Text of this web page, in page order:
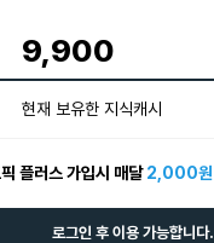
9,900
현재 보유한 지식캐시
플러스 가입시 매달2,000원
로그인 후 이용 가능합니다.